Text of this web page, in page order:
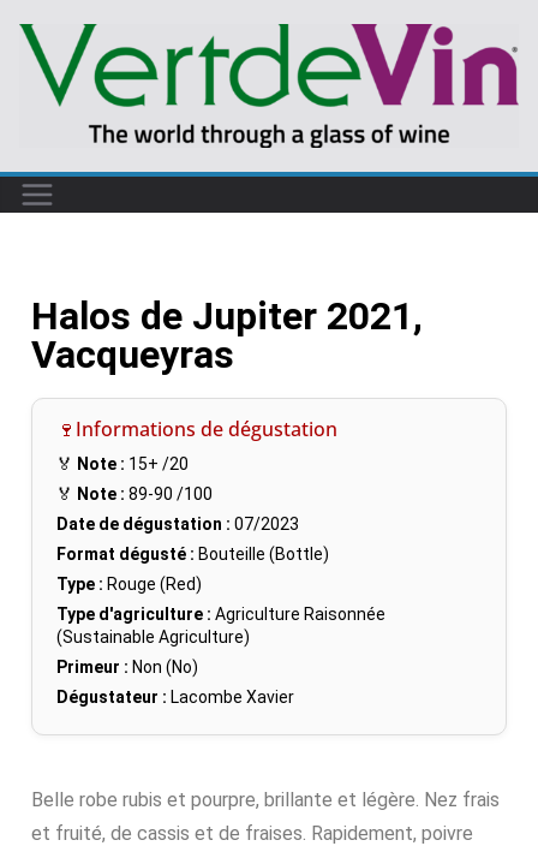
Halos de Jupiter 2021,
Vacqueyras
🍷Informations de dégustation
🏅 Note : 15+ /20
🏅 Note : 89-90 /100
Date de dégustation : 07/2023
Format dégusté : Bouteille (Bottle)
Type : Rouge (Red)
Type d'agriculture : Agriculture Raisonnée
(Sustainable Agriculture)
Primeur : Non (No)
Dégustateur : Lacombe Xavier
Belle robe rubis et pourpre, brillante et légère. Nez frais
et fruité, de cassis et de fraises. Rapidement, poivre